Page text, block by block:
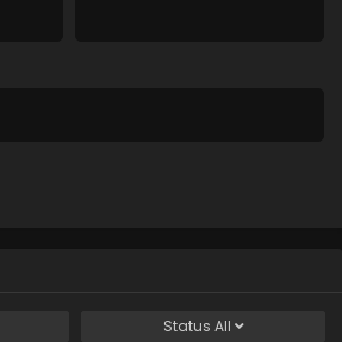
Status All